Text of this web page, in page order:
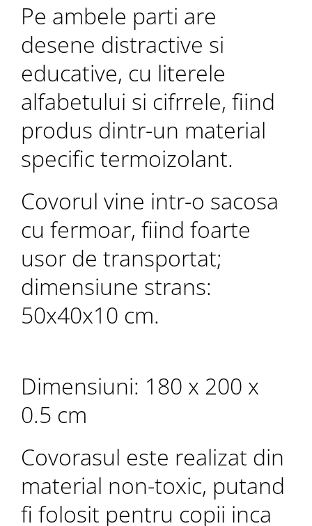
Pe ambele parti are
desene distractive si
educative, cu literele
alfabetului si cifrrele, fiind
produs dintr-un material
specific termoizolant.
Covorul vine intr-o sacosa
cu fermoar, fiind foarte
usor de transportat;
dimensiune strans:
50x40x10 cm.
Dimensiuni: 180 x 200 x
0.5 cm
Covorasul este realizat din
material non-toxic, putand
fi folosit pentru copii inca